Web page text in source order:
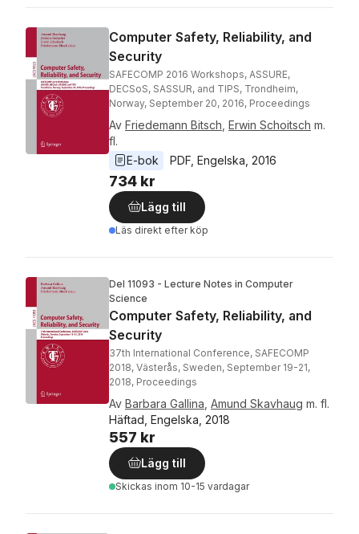
Computer Safety, Reliability, and
Security
SAFECOMP 2016 Workshops, ASSURE,
DECSoS, SASSUR, and TIPS, Trondheim,
Norway, September 20, 2016, Proceedings
Av Friedemann Bitsch Erwin Schoitsch m.
fl.
E-bok
PDF Engelska 2016
734 kr
Lägg till
Läs direkt efter köp
Del 11093 - Lecture Notes in Computer
Science
Computer Safety, Reliability, and
Security
37th International Conference, SAFECOMP
2018, Västerås, Sweden, September 19-21,
2018, Proceedings
Av Barbara Gallina Amund Skavhaug m. fl.
Häftad, Engelska, 2018
557 kr
Lägg till
Skickas inom 10-15 vardagar